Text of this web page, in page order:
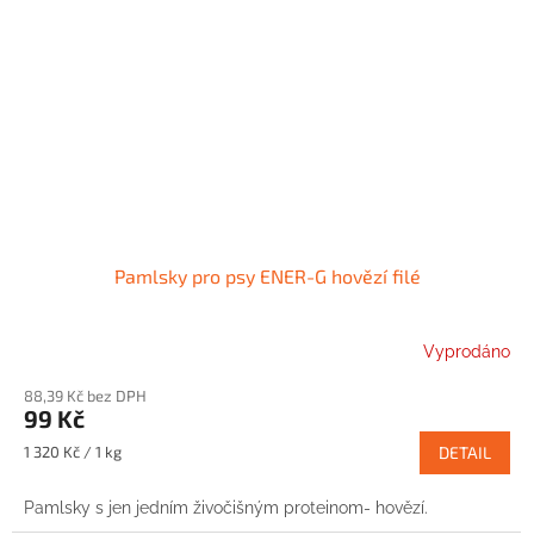
Pamlsky pro psy ENER-G hovězí filé
Vyprodáno
88,39 Kč bez DPH
99 Kč
Měrná
1 320 Kč / 1 kg DETAIL
Pamlsky s jen jedním živočišným proteinom- hovězí.